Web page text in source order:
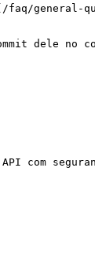
general-
dele no
com